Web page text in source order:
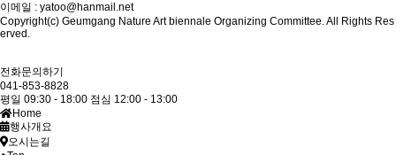
이메일 : yatoo@hanmail.net
Copyright(c) Geumgang Nature Art biennale Organizing Committee. All Rights Res
erved.
전화문의하기
041-853-8828
평일 09:30 - 18:00 점심 12:00 - 13:00
Home
행사개요
오시는길